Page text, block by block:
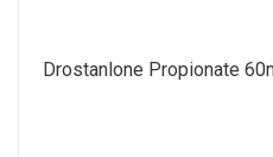
Drostanlone Propionate